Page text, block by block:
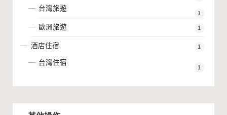
台灣旅遊
1
歐洲旅遊 1
酒店住宿 1
台灣住宿
1